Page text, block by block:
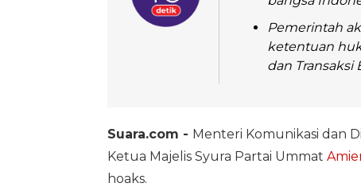
Pemerintah
ketentuan
dan Transaksi
Suara.com - Menteri Komunikasi dan
Ketua Majelis Syura Partai Ummat
hoaks.